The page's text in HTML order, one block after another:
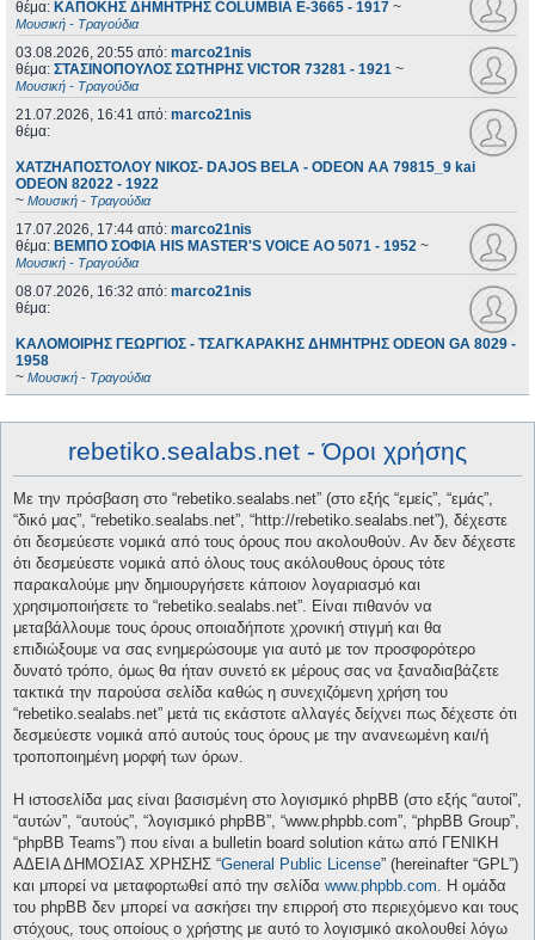
θέμα: ΚΑΠΟΚΗΣ ΔΗΜΗΤΡΗΣ COLUMBIA E-3665 - 1917 ~
Μουσική - Τραγούδια
03.08.2026, 20:55 από: marco21nis
θέμα: ΣΤΑΣΙΝΟΠΟΥΛΟΣ ΣΩΤΗΡΗΣ VICTOR 73281 - 1921 ~
Μουσική - Τραγούδια
21.07.2026, 16:41 από: marco21nis
θέμα:
ΧΑΤΖΗΑΠΟΣΤΟΛΟΥ ΝΙΚΟΣ- DAJOS BELA - ODEON AA 79815_9 kai
ODEON 82022 - 1922
~ Μουσική - Τραγούδια
17.07.2026, 17:44 από: marco21nis
θέμα: ΒΕΜΠΟ ΣΟΦΙΑ HIS MASTER'S VOICE AO 5071 - 1952 ~
Μουσική - Τραγούδια
08.07.2026, 16:32 από: marco21nis
θέμα:
ΚΑΛΟΜΟΙΡΗΣ ΓΕΩΡΓΙΟΣ - ΤΣΑΓΚΑΡΑΚΗΣ ΔΗΜΗΤΡΗΣ ODEON GA 8029 -
1958
~ Μουσική - Τραγούδια
rebetiko.sealabs.net - Όροι χρήσης
Με την πρόσβαση στο “rebetiko.sealabs.net” (στο εξής “εμείς”, “εμάς”,
“δικό μας”, “rebetiko.sealabs.net”, “http://rebetiko.sealabs.net”), δέχεστε
ότι δεσμεύεστε νομικά από τους όρους που ακολουθούν. Αν δεν δέχεστε
ότι δεσμεύεστε νομικά από όλους τους ακόλουθους όρους τότε
παρακαλούμε μην δημιουργήσετε κάποιον λογαριασμό και
χρησιμοποιήσετε το “rebetiko.sealabs.net”. Είναι πιθανόν να
μεταβάλλουμε τους όρους οποιαδήποτε χρονική στιγμή και θα
επιδιώξουμε να σας ενημερώσουμε για αυτό με τον προσφορότερο
δυνατό τρόπο, όμως θα ήταν συνετό εκ μέρους σας να ξαναδιαβάζετε
τακτικά την παρούσα σελίδα καθώς η συνεχιζόμενη χρήση του
“rebetiko.sealabs.net” μετά τις εκάστοτε αλλαγές δείχνει πως δέχεστε ότι
δεσμεύεστε νομικά από αυτούς τους όρους με την ανανεωμένη και/ή
τροποποιημένη μορφή των όρων.
Η ιστοσελίδα μας είναι βασισμένη στο λογισμικό phpBB (στο εξής “αυτοί”,
“αυτών”, “αυτούς”, “λογισμικό phpBB”, “www.phpbb.com”, “phpBB Group”,
“phpBB Teams”) που είναι a bulletin board solution κάτω από ΓΕΝΙΚΗ
ΑΔΕΙΑ ΔΗΜΟΣΙΑΣ ΧΡΗΣΗΣ “General Public License” (hereinafter “GPL”)
και μπορεί να μεταφορτωθεί από την σελίδα www.phpbb.com. Η ομάδα
του phpBB δεν μπορεί να ασκήσει την επιρροή στο περιεχόμενο και τους
στόχους, τους οποίους ο χρήστης με αυτό το λογισμικό ακολουθεί λόγω